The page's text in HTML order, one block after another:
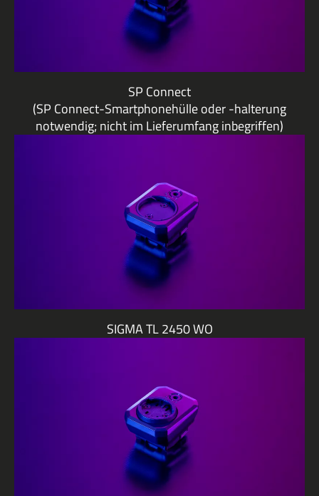
SP Connect
(SP Connect-Smartphonehülle oder -halterung
notwendig; nicht im Lieferumfang inbegriffen)
SIGMA TL 2450 WO